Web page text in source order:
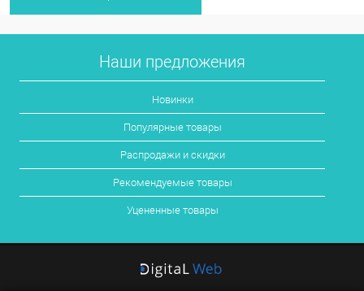
Наши предложения
Новинки
Популярные товары
Распродажи и скидки
Рекомендуемые товары
Уцененные товары